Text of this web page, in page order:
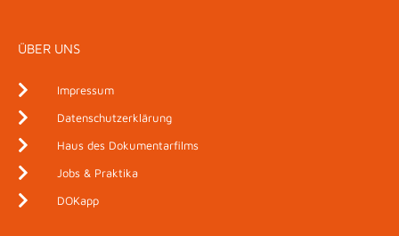
ÜBER UNS
Impressum
Datenschutzerklärung
Haus des Dokumentarfilms
Jobs & Praktika
DOKapp